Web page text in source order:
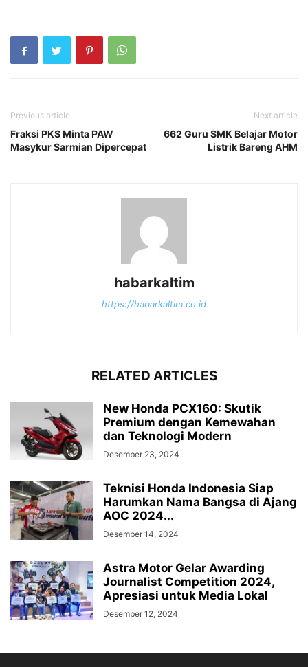
Previous article
Fraksi PKS Minta PAW
Masykur Sarmian Dipercepat
Next article
662 Guru SMK Belajar Motor
Listrik Bareng AHM
habarkaltim
https://habarkaltim.co.id
RELATED ARTICLES
New Honda PCX160: Skutik
Premium dengan Kemewahan
dan Teknologi Modern
Desember 23, 2024
Teknisi Honda Indonesia Siap
Harumkan Nama Bangsa di Ajang
AOC 2024...
Desember 14, 2024
Astra Motor Gelar Awarding
Journalist Competition 2024,
Apresiasi untuk Media Lokal
Desember 12, 2024